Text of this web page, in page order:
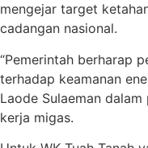
mengejar target
cadangan nasional.
“Pemerintah berharap
terhadap keamanan
Laode Sulaeman
kerja migas.